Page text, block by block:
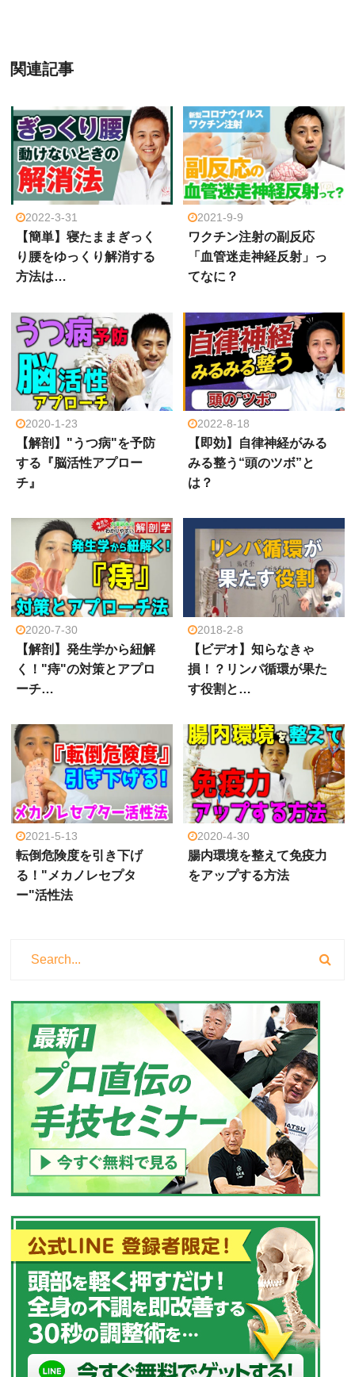
関連記事
2022-3-31
【簡単】寝たままぎっく
り腰をゆっくり解消する
方法は…
2021-9-9
ワクチン注射の副反応
「血管迷走神経反射」っ
てなに？
2020-1-23
【解剖】"うつ病"を予防
する『脳活性アプロー
チ』
2022-8-18
【即効】自律神経がみる
みる整う“頭のツボ”と
は？
2020-7-30
【解剖】発生学から紐解
く！"痔"の対策とアプロ
ーチ…
2018-2-8
【ビデオ】知らなきゃ
損！？リンパ循環が果た
す役割と…
2021-5-13
転倒危険度を引き下げ
る！"メカノレセプタ
ー"活性法
2020-4-30
腸内環境を整えて免疫力
をアップする方法